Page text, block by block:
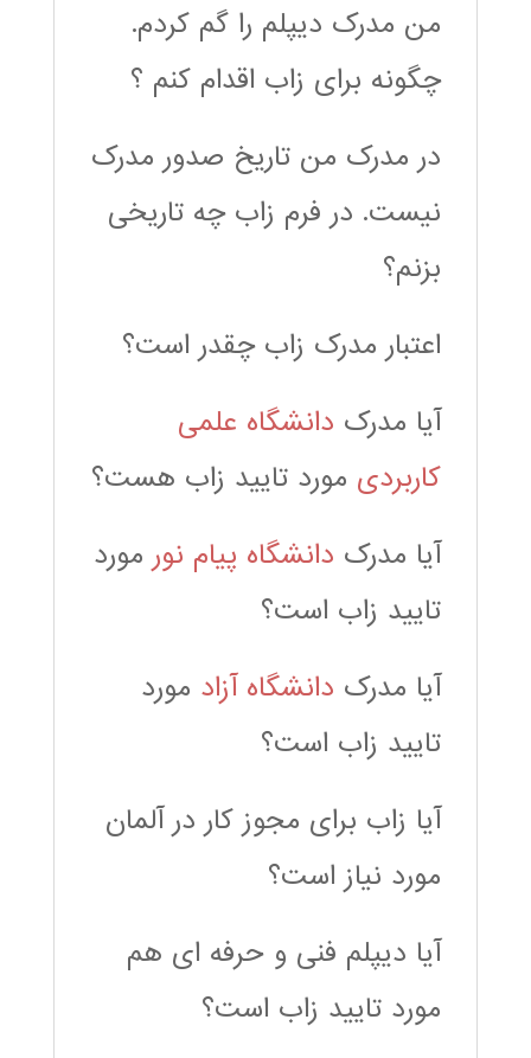
من مدرک دیپلم را گم کردم.
چگونه برای زاب اقدام کنم ؟
در مدرک من تاریخ صدور مدرک
نیست. در فرم زاب چه تاریخی
بزنم؟
اعتبار مدرک زاب چقدر است؟
آیا مدرک دانشگاه علمی
کاربردی مورد تایید زاب هست؟
آیا مدرک دانشگاه پیام نور مورد
تایید زاب است؟
آیا مدرک دانشگاه آزاد مورد
تایید زاب است؟
آیا زاب برای مجوز کار در آلمان
مورد نیاز است؟
آیا دیپلم فنی و حرفه ای هم
مورد تایید زاب است؟